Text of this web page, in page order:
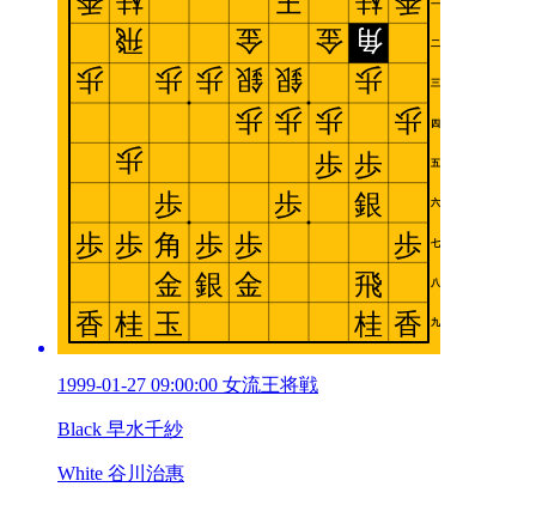
1999-01-27 09:00:00 女流王将戦
Black 早水千紗
White 谷川治惠